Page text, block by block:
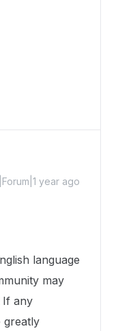
year ago
language
may
If any
greatly